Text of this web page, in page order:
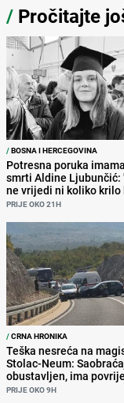
/ Pročitajte
/BOSNA I HERCEGOVINA
Potresna poruka
smrti Aldine Ljubunčić:
ne vrijedi ni koliko krilo
PRIJE OKO 21H
/CRNA HRONIKA
Teška nesreća na
Stolac-Neum:
obustavljen, ima
PRIJE OKO 9H